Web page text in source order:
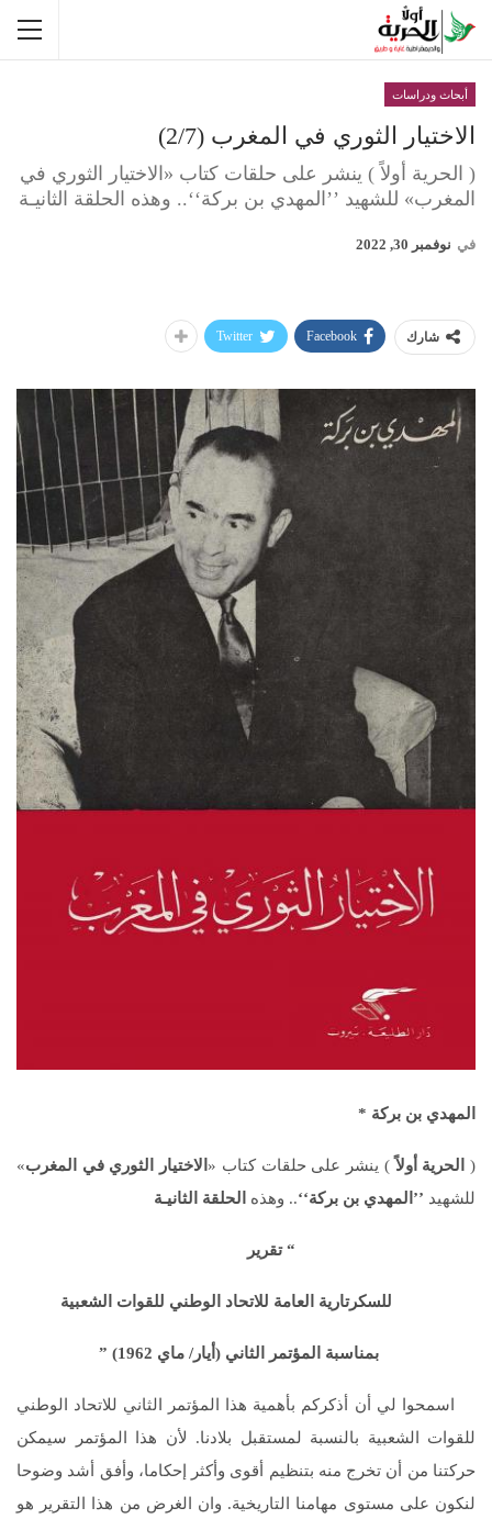
أبحاث ودراسات
الاختيار الثوري في المغرب (2/7)
( الحرية أولاً ) ينشر على حلقات كتاب «الاختيار الثوري في
المغرب» للشهيد ’’المهدي بن بركة‘‘.. وهذه الحلقة الثانيـة
في نوفمبر 30, 2022
شارك Facebook
Twitter
المهدي بن بركة *
( الحرية أولاً ) ينشر على حلقات كتاب « الاختيار الثوري في المغرب»
للشهيد ’’المهدي بن بركة‘‘.. وهذه الحلقة الثانيـة
“ تقرير
للسكرتارية العامة للاتحاد الوطني للقوات الشعبية
بمناسبة المؤتمر الثاني (أيار/ ماي 1962) ”
اسمحوا لي أن أذكركم بأهمية هذا المؤتمر الثاني للاتحاد الوطني
للقوات الشعبية بالنسبة لمستقبل بلادنا. لأن هذا المؤتمر سيمكن
حركتنا من أن تخرج منه بتنظيم أقوى وأكثر إحكاما، وأفق أشد وضوحا
لنكون على مستوى مهامنا التاريخية. وان الغرض من هذا التقرير هو